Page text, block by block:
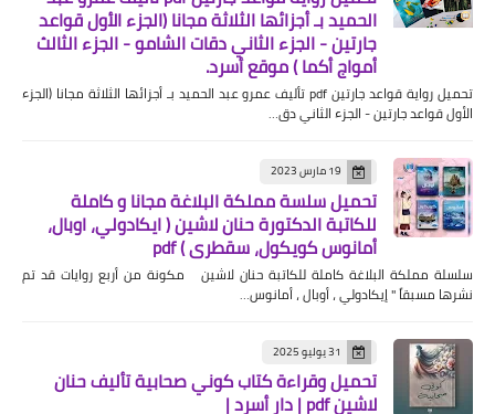
الحميد بـ أجزائها الثلاثة مجانا (الجزء الأول قواعد
جارتين - الجزء الثاني دقات الشامو - الجزء الثالث
أمواج أكما ) موقع أسرد.
تحميل رواية قواعد جارتين pdf تأليف عمرو عبد الحميد بـ أجزائها الثلاثة مجانا (الجزء
الأول قواعد جارتين - الجزء الثاني دق…
19 مارس 2023
تحميل سلسة مملكة البلاغة مجانا و كاملة
للكاتبة الدكتورة حنان لاشين ( ايكادولي، اوبال،
أمانوس كويكول، سقطري ) pdf
سلسلة مملكة البلاغة كاملة للكاتبة حنان لاشين مكونة من أربع روايات قد تم
نشرها مسبقاً " إيكادولي ، أوبال ، أمانوس…
31 يوليو 2025
تحميل وقراءة كتاب كوني صحابية تأليف حنان
لاشين pdf | دار أسرد |